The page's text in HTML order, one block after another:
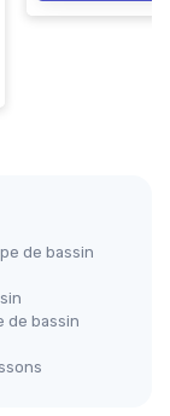
de bassin
de bassin